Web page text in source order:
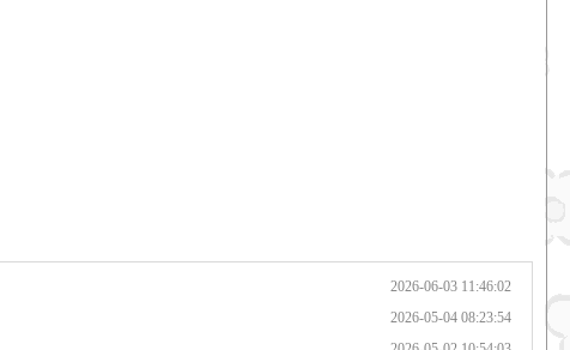
2026-06-03 11:46:02
2026-05-04 08:23:54